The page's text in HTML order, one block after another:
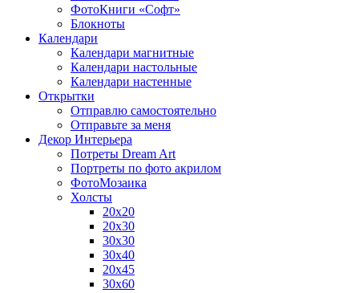
ФотоКниги «Софт»
Блокноты
Календари
Календари магнитные
Календари настольные
Календари настенные
Открытки
Отправлю самостоятельно
Отправьте за меня
Декор Интерьера
Потреты Dream Art
Портреты по фото акрилом
ФотоМозаика
Холсты
20х20
20х30
30х30
30х40
20х45
30х60